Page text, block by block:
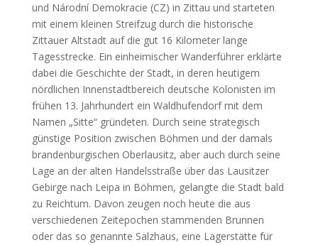
und Národní Demokracie (CZ) in Zittau und starteten
mit einem kleinen Streifzug durch die historische
Zittauer Altstadt auf die gut 16 Kilometer lange
Tagesstrecke. Ein einheimischer Wanderführer erklärte
dabei die Geschichte der Stadt, in deren heutigem
nördlichen Innenstadtbereich deutsche Kolonisten im
frühen 13. Jahrhundert ein Waldhufendorf mit dem
Namen „Sitte“ gründeten. Durch seine strategisch
günstige Position zwischen Böhmen und der damals
brandenburgischen Oberlausitz, aber auch durch seine
Lage an der alten Handelsstraße über das Lausitzer
Gebirge nach Leipa in Böhmen, gelangte die Stadt bald
zu Reichtum. Davon zeugen noch heute die aus
verschiedenen Zeitepochen stammenden Brunnen
oder das so genannte Salzhaus, eine Lagerstätte für